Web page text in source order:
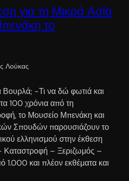
για τη Μικρά Ασία
το
Λούκας
Βουρλά; -Τι να δώ φωτιά και
100 χρόνια από τη
το Μουσείο Μπενάκη και
Σπουδών παρουσιάζουν το
ελληνισμού στην έκθεση
– Ξεριζωμός –
1.000 και πλέον εκθέματα και